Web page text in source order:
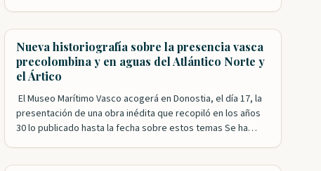
Nueva historiografía sobre la presencia vasca
precolombina y en aguas del Atlántico Norte y
el Ártico
El Museo Marítimo Vasco acogerá en Donostia, el día 17, la
presentación de una obra inédita que recopiló en los años
30 lo publicado hasta la fecha sobre estos temas Se ha